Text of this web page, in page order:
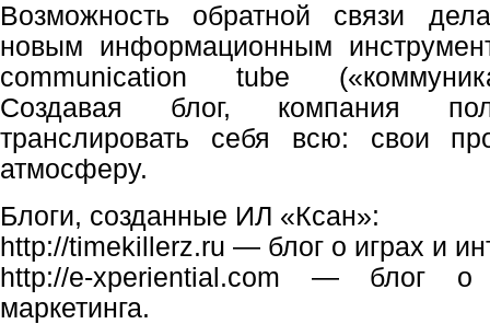
Возможность обратной связи
новым информационным
communication tube
Создавая блог, компания
транслировать себя всю: свои
атмосферу.
Блоги, созданные ИЛ «Ксан»:
http://timekillerz.ru — блог о играх и
http://e-xperiential.com — блог о
маркетинга.